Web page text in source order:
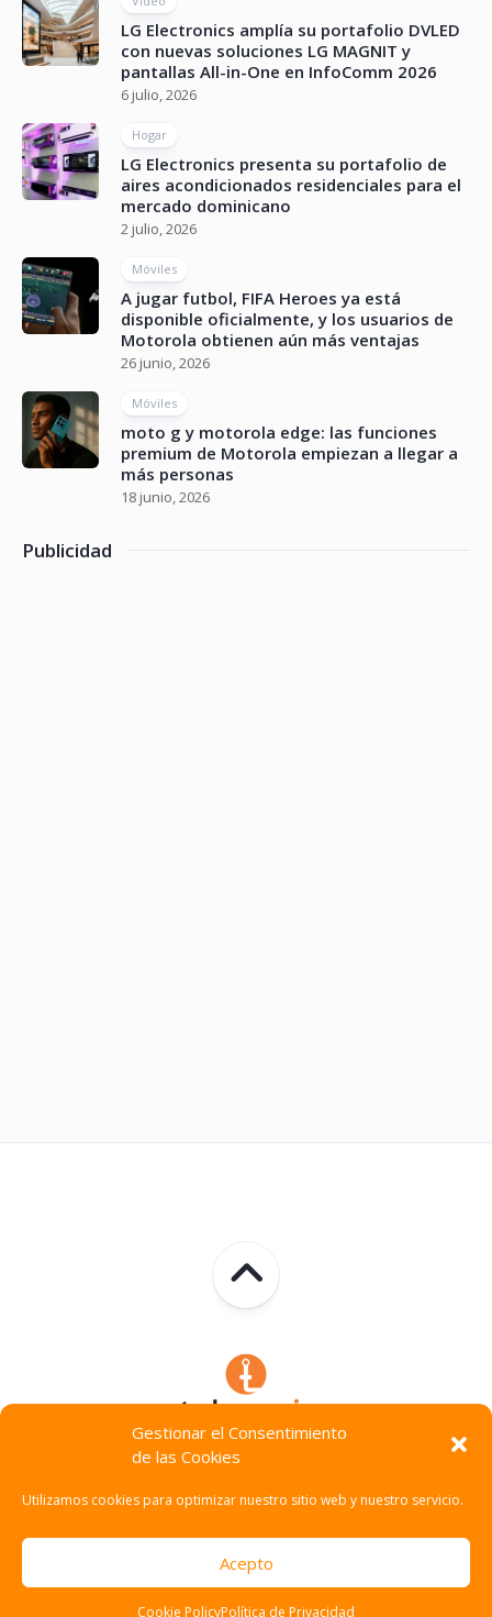
Gestionar el Consentimiento
de las Cookies
Utilizamos cookies para optimizar nuestro sitio web y nuestro servicio.
Acepto
Cookie PolicyPolítica de Privacidad
LG Electronics amplía su portafolio DVLED
con nuevas soluciones LG MAGNIT y
pantallas All-in-One en InfoComm 2026
6 julio, 2026
Hogar
LG Electronics presenta su portafolio de
aires acondicionados residenciales para el
mercado dominicano
2 julio, 2026
Móviles
A jugar futbol, FIFA Heroes ya está
disponible oficialmente, y los usuarios de
Motorola obtienen aún más ventajas
26 junio, 2026
Móviles
moto g y motorola edge: las funciones
premium de Motorola empiezan a llegar a
más personas
18 junio, 2026
Publicidad
Technocracia © 2026. Todos Los Derechos Reservados.